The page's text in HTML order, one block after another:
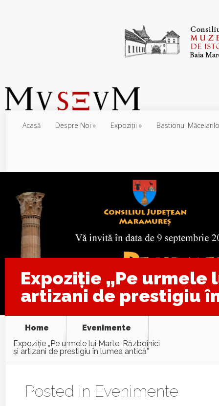
Acasă Despre Noi Expoziţii Bastionul
Expoziţie „Pe urmele
artizani de prestigiu
Home
Evenimente
Expoziţie „Pe urmele lui Marte. Războinici
şi artizani de prestigiu în lumea antică”
Posted in Evenimente